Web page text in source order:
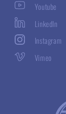
Youtube
LinkedIn
Instagram
Vimeo